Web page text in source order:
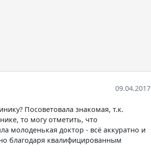
09.04.2017
Посоветовала знакомая, т.к.
то могу отметить, что
молоденькая доктор - всё аккуратно и
благодаря квалифицированным